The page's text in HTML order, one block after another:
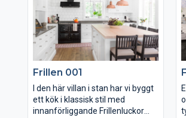
Frillen 001
I den här villan i stan har vi byggt
ett kök i klassisk stil med
innanförliggande Frillenluckor